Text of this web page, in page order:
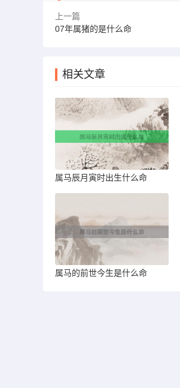
上一篇
07年属猪的是什么命
相关文章
属马辰月寅时出生什么命
属马的前世今生是什么命